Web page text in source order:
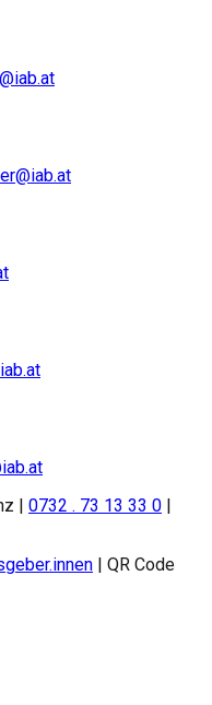
| 0732 . 73 13 33 0 |
| QR Code